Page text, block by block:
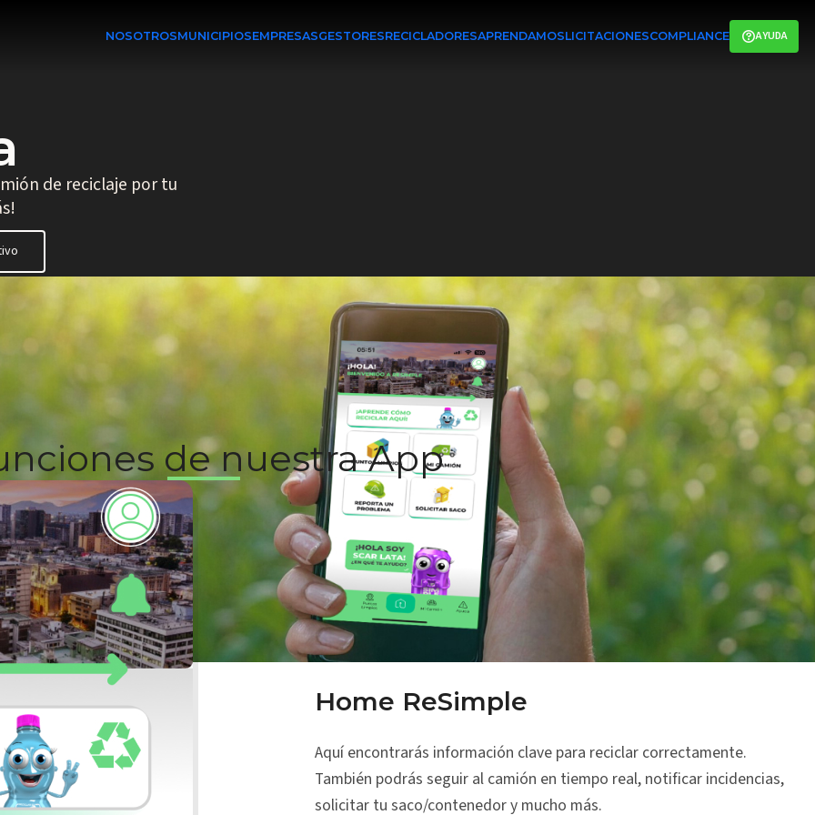
NOSOTROSMUNICIPIOSEMPRESASGESTORESRECICLADORESAPRENDAMOSLICITACIONESCOMPLIANCE AYUDA
de reciclaje por tu
de nuestraApp
Home ReSimple
Aquí encontrarás información clave para reciclar correctamente.
También podrás seguir al camión en tiempo real, notificar incidencias,
solicitar tu saco/contenedor y mucho más.